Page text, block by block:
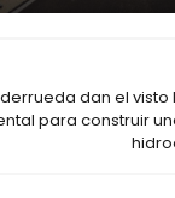
dan el visto
para construir